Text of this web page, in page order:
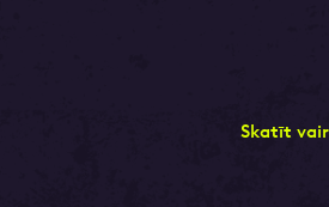
Skatīt